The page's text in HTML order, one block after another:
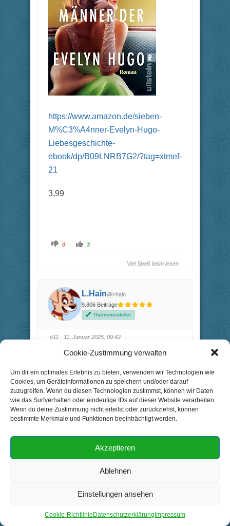
Cookie-Zustimmung verwalten
Um dir ein optimales Erlebnis zu bieten, verwenden wir Technologien wie
Cookies, um Geräteinformationen zu speichern und/oder darauf
zuzugreifen. Wenn du diesen Technologien zustimmst, können wir Daten
wie das Surfverhalten oder eindeutige IDs auf dieser Website verarbeiten.
Wenn du deine Zustimmung nicht erteilst oder zurückziehst, können
bestimmte Merkmale und Funktionen beeinträchtigt werden.
Akzeptieren
Ablehnen
Einstellungen ansehen
Cookie-Richtlinie Datenschutzerklärung Impressum
https://www.amazon.de/sieben-
M%C3%A4nner-Evelyn-Hugo-
Liebesgeschichte-
ebook/dp/B09LNRB7G2/?tag=xtmef-
21
3,99
A
n
f
r
D
a
u
n
n
t
e
n
0
A
n
r
D
a
u
n
a
c
b
n
.
3
Viel Spaß beim lesen
L.Hain@l-hain
9.806 Beiträge
Themenersteller
#11 · 11. Januar 2025, 09:42
11.Januar